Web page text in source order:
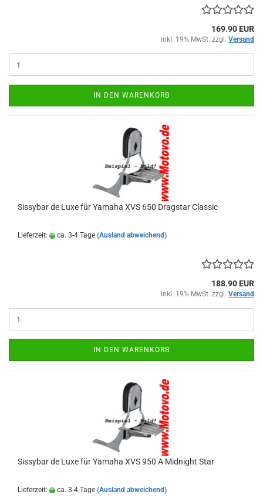
169.90 EUR
inkl. 19% MwSt. zzgl. Versand
IN DEN WARENKORB
Sissybar de Luxe für Yamaha XVS 650 Dragstar Classic
Lieferzeit: ca. 3-4 Tage (Ausland abweichend)
188.90 EUR
inkl. 19% MwSt. zzgl. Versand
IN DEN WARENKORB
Sissybar de Luxe für Yamaha XVS 950 A Midnight Star
Lieferzeit: ca. 3-4 Tage (Ausland abweichend)